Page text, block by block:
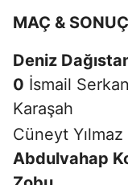
MAÇ & SONUÇ
Deniz
0 İsmail
Karaşah
Cüneyt
Abdulvahap